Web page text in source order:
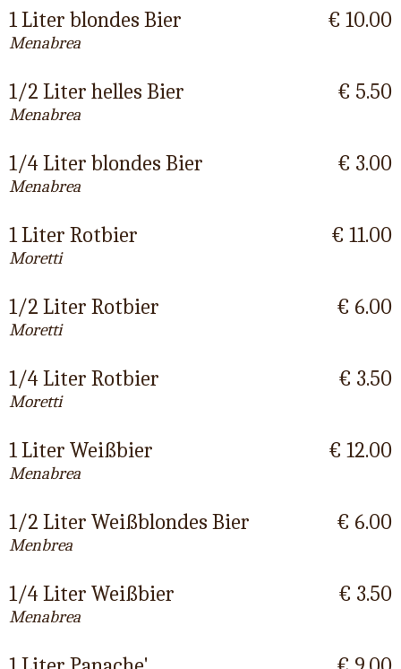
1 Liter blondes Bier
Menabrea
€ 10.00
1/2 Liter helles Bier
Menabrea
€ 5.50
1/4 Liter blondes Bier
Menabrea
€ 3.00
1 Liter Rotbier
Moretti
€ 11.00
1/2 Liter Rotbier
Moretti
€ 6.00
1/4 Liter Rotbier
Moretti
€ 3.50
1 Liter Weißbier
Menabrea
€ 12.00
1/2 Liter Weißblondes Bier
Menbrea
€ 6.00
1/4 Liter Weißbier
Menabrea
€ 3.50